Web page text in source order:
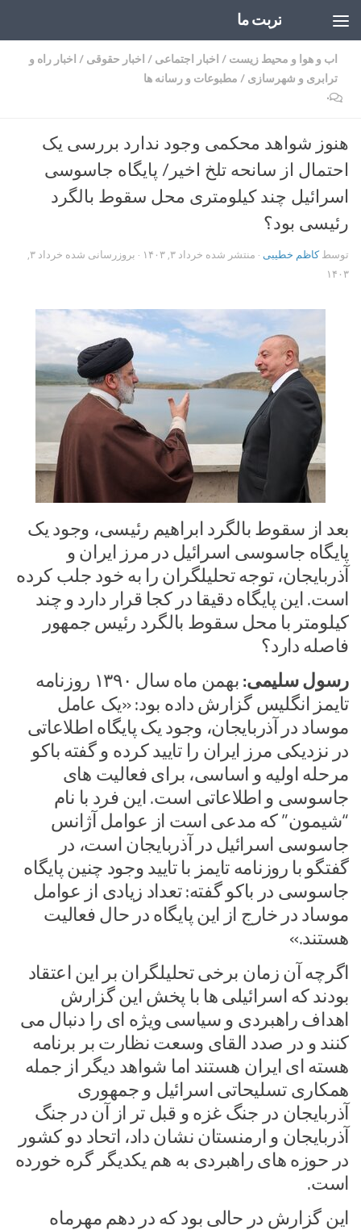
تربت ما
اب و هوا و محیط زیست / اخبار اجتماعی / اخبار حقوقی / اخبار راه و
ترابری و شهرسازی / مطبوعات و رسانه ها
۰
هنوز شواهد محکمی وجود ندارد بررسی یک
احتمال از سانحه تلخ اخیر/ پایگاه جاسوسی
اسرائیل چند کیلومتری محل سقوط بالگرد
رئیسی بود؟
توسطکاظم خطیبی · منتشر شده خرداد ۳, ۱۴۰۳ · بروزرسانی شده
خرداد ۳,
۱۴۰۳
بعد از سقوط بالگرد ابراهیم رئیسی، وجود یک
پایگاه جاسوسی اسرائیل در مرز ایران و
آذربایجان، توجه تحلیلگران را به خود جلب کرده
است. این پایگاه دقیقا در کجا قرار دارد و چند
کیلومتر با محل سقوط بالگرد رئیس جمهور
فاصله دارد؟
رسول سلیمی:
بهمن ماه سال ۱۳۹۰ روزنامه
تایمز انگلیس گزارش داده بود: «یک عامل
موساد در آذربایجان، وجود یک پایگاه اطلاعاتی
در نزدیکی مرز ایران را تایید کرده و گفته باکو
مرحله اولیه و اساسی، برای فعالیت های
جاسوسی و اطلاعاتی است. این فرد با نام
“شیمون” که مدعی است از عوامل آژانس
جاسوسی اسرائیل در آذربایجان است، در
گفتگو با روزنامه تایمز با تایید وجود چنین پایگاه
جاسوسی در باکو گفته: تعداد زیادی از عوامل
موساد در خارج از این پایگاه در حال فعالیت
هستند.»
اگرچه آن زمان برخی تحلیلگران بر این اعتقاد
بودند که اسرائیلی ها با پخش این گزارش
اهداف راهبردی و سیاسی ویژه ای را دنبال می
کنند و در صدد القای وسعت نظارت بر برنامه
هسته ای ایران هستند اما شواهد دیگر از جمله
همکاری تسلیحاتی اسرائیل و جمهوری
آذربایجان در جنگ غزه و قبل تر از آن در جنگ
آذربایجان و ارمنستان نشان داد، اتحاد دو کشور
در حوزه های راهبردی به هم یکدیگر گره خورده
است.
این گزارش در حالی بود که در دهم مهرماه